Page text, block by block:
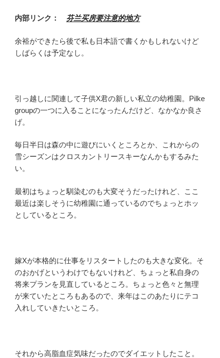
内部リンク： 芬兰买房要注意的地方
余裕ができたら後で私も日本語で書くかもしれないけど
しばらくは予定なし。
引っ越しに関連して子供X君の新しい私立の幼稚園。Pilke
groupの一つに入ることになったんだけど、なかなか良さ
げ。
毎日半日は森の中に遊びにいくところとか、これからの
雪シーズンはクロスカントリースキーなんかもするみた
い。
最初はちょっと馴染むのも大変そうだったけれど、ここ
最近は楽しそうに幼稚園に通っているのでちょっとホッ
としているところ。
嫁Xが本格的に仕事をリスタートしたのも大きな変化。そ
のおかげというわけでもないけれど、ちょっと私自身の
将来プランを見直しているところ。ちょっと色々と無理
が来ていたところもあるので、来年はこのあたりにテコ
入れしていきたいところ。
それから高脂血症気味だったのでダイエットしたこと。